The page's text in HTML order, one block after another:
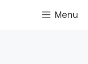
Menu